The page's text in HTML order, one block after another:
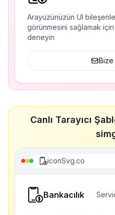
Arayüzünüzün UI
görünmesini sağlamak için
deneyin
Bize
Canlı Tarayıcı
iconSvg.co
Bankacılık